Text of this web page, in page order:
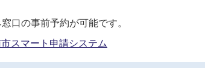
口の事前予約が可能です。
スマート申請システム